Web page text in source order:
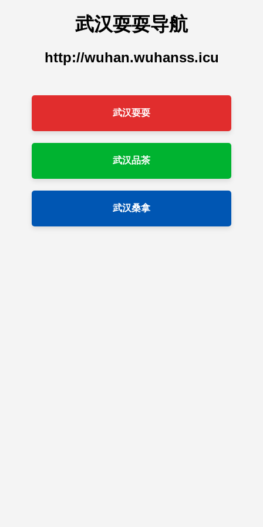
武汉耍耍导航
http://wuhan.wuhanss.icu
武汉耍耍
武汉品茶
武汉桑拿